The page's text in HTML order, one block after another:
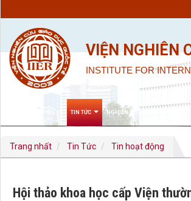
VIỆN NGHIÊN
INSTITUTE FOR
TIN TỨC NGHIÊN CỨU KHOA HỌC & ĐÀO
Trang nhất Tin Tức Tin hoạt động
Hội thảo khoa học cấp Viện